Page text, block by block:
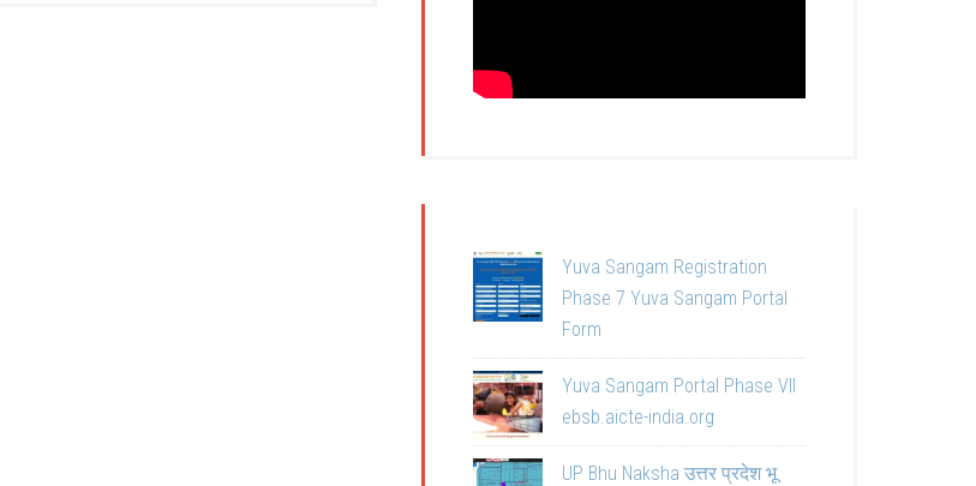
Yuva Sangam Registration
Phase 7 Yuva Sangam Portal
Form
Yuva Sangam Portal Phase VII
ebsb.aicte-india.org
UP Bhu Naksha उत्तर प्रदेश भू